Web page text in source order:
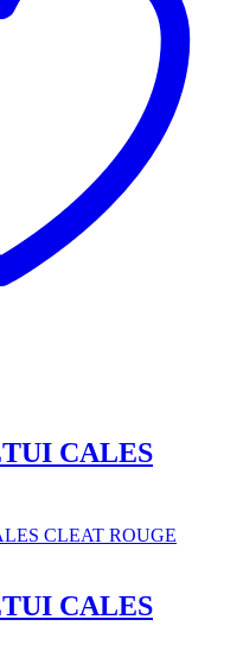
CALES
CALES